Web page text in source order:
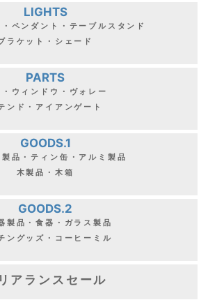
LIGHTS
ペンダント・テーブルスタンド
ラケット・シェード
PARTS
・ウィンドウ・ヴォレー
ンド・アイアンゲート
GOODS.1
品・ティン缶・アルミ製品
木製品・木箱
GOODS.2
製品・食器・ガラス製品
ングッズ・コーヒーミル
アランスセール